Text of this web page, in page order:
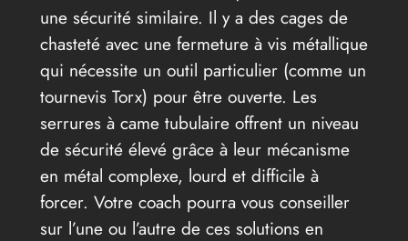
une sécurité similaire. Il y a des cages de
chasteté avec une fermeture à vis métallique
qui nécessite un outil particulier (comme un
tournevis Torx) pour être ouverte. Les
serrures à came tubulaire offrent un niveau
de sécurité élevé grâce à leur mécanisme
en métal complexe, lourd et difficile à
forcer. Votre coach pourra vous conseiller
sur l’une ou l’autre de ces solutions en